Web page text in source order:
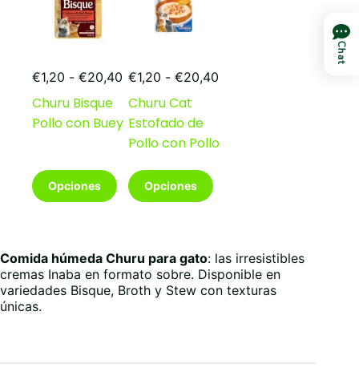
página
producto
producto
€1,20 - €20,40 Rango
precios:
desde
€1,20
€20,40
Churu Bisque
Pollo con Buey
Opciones
Este
producto
Las
opciones
se
pueden
€1,20 - €20,40Rango
€1,20
Churu Cat
Estofado de
Pollo con Pollo
Opciones
Este
producto
Las
opciones
se
Comida húmeda Churu para gato: las irresistibles
cremas Inaba en formato sobre. Disponible en
variedades Bisque, Broth y Stew con texturas
únicas.
Chat